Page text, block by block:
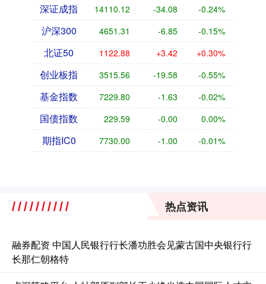
深证成指 14110.12 -34.08 -0.24%
沪深300 4651.31 -6.85 -0.15%
北证50 1122.88 +3.42 +0.30%
创业板指 3515.56 -19.58 -0.55%
基金指数 7229.80 -1.63 -0.02%
国债指数 229.59 -0.00 0.00%
期指IC0 7730.00 -1.00 -0.01%
热点资讯
融券配资 中国人民银行行长潘功胜会见蒙古国中央银行行
长那仁朝格特